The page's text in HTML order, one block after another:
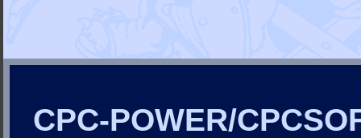
CPC-POWER/